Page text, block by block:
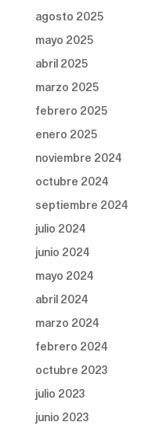
agosto 2025
mayo 2025
abril 2025
marzo 2025
febrero 2025
enero 2025
noviembre 2024
octubre 2024
septiembre 2024
julio 2024
junio 2024
mayo 2024
abril 2024
marzo 2024
febrero 2024
octubre 2023
julio 2023
junio 2023